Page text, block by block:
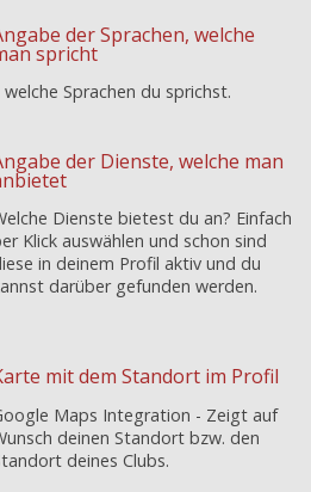
der Sprachen, welche
spricht
Sprachen du sprichst.
der Dienste, welche man
Dienste bietest du an? Einfach
Klick auswählen und schon sind
in deinem Profil aktiv und du
darüber gefunden werden.
mit dem Standort im Profil
Maps Integration - Zeigt auf
deinen Standort bzw. den
deines Clubs.